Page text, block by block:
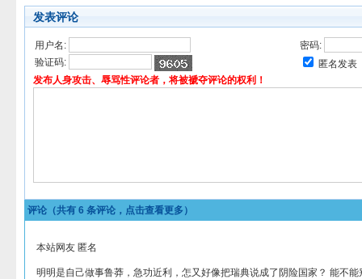
发表评论
用户名:
密码:
验证码:
匿名发表
发布人身攻击、辱骂性评论者，将被褫夺评论的权利！
评论（共有 6 条评论，点击查看更多）
本站网友 匿名
明明是自己做事鲁莽，急功近利，怎又好像把瑞典说成了阴险国家？ 能不